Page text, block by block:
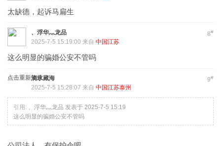
太缺德，起诉马扁生
8#
、浮华灬龙品
2025-7-5 15:19:00 来自 中国江苏
这么明显的骗婚公安不管吗
点击重新加载 9#
滴水藏海
2025-7-5 15:28:07 来自 中国江苏泰州
引用: 、浮华灬龙品 发表于 2025-7-5 15:19
这么明显的骗婚公安不管吗